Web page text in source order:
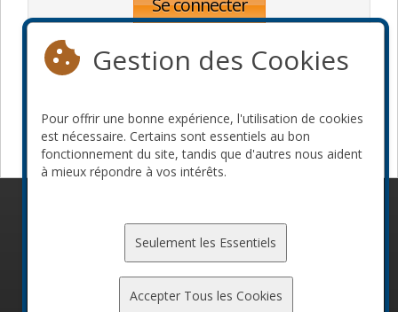
Devenir commanditaire
Gestion des Cookies
Pour offrir une bonne expérience, l'utilisation de cookies
est nécessaire. Certains sont essentiels au bon
fonctionnement du site, tandis que d'autres nous aident
à mieux répondre à vos intérêts.
Seulement les Essentiels
Accepter Tous les Cookies